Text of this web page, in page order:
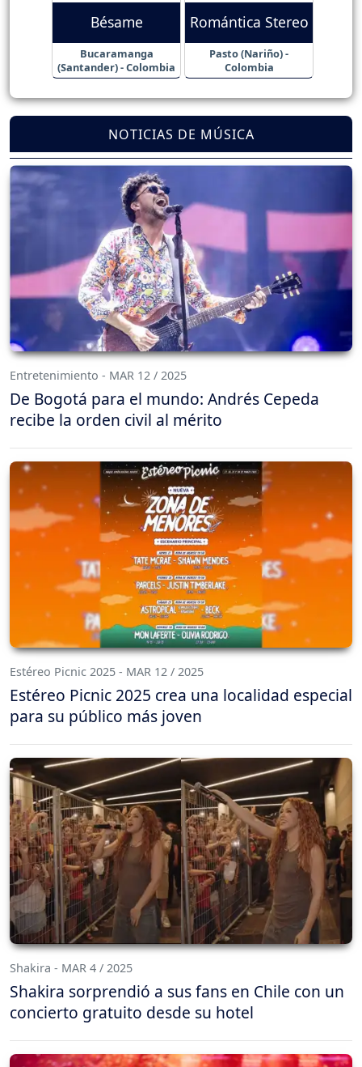
Bésame
Bucaramanga
(Santander) - Colombia
Romántica Stereo
Pasto (Nariño) -
Colombia
NOTICIAS DE MÚSICA
Entretenimiento - MAR 12 / 2025
De Bogotá para el mundo: Andrés Cepeda
recibe la orden civil al mérito
Estéreo Picnic 2025 - MAR 12 / 2025
Estéreo Picnic 2025 crea una localidad especial
para su público más joven
Shakira - MAR 4 / 2025
Shakira sorprendió a sus fans en Chile con un
concierto gratuito desde su hotel